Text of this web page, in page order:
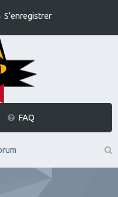
S’enregistrer
FAQ
Re